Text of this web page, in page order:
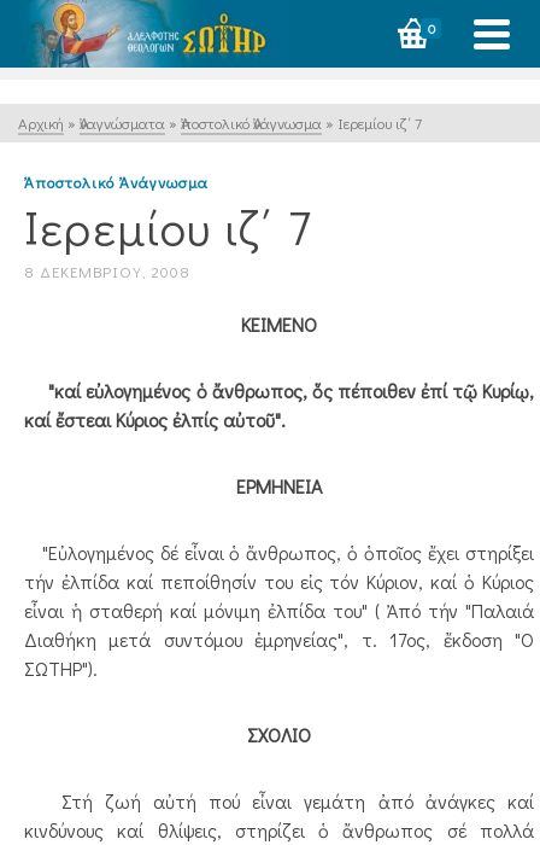
0
Αρχική » Ἀναγνώσματα » Ἀποστολικό Ἀνάγνωσμα » Ιερεμίου ιζ΄ 7
Ἀποστολικό Ἀνάγνωσμα
Ιερεμίου ιζ΄ 7
8 ΔΕΚΕΜΒΡΊΟΥ, 2008
ΚΕΙΜΕΝΟ
"καί εὐλογημένος ὁ ἄνθρωπος, ὅς πέποιθεν ἐπί τῷ Κυρίῳ,
καί ἔστεαι Κύριος ἐλπίς αὐτοῦ".
ΕΡΜΗΝΕΙΑ
"Εὐλογημένος δέ εἶναι ὁ ἄνθρωπος, ὁ ὁποῖος ἔχει στηρίξει
τήν ἐλπίδα καί πεποίθησίν του εἰς τόν Κύριον, καί ὁ Κύριος
εἶναι ἡ σταθερή καί μόνιμη ἐλπίδα του" ( Ἀπό τήν "Παλαιά
Διαθήκη μετά συντόμου ἑμρηνείας", τ. 17ος, ἔκδοση "Ο
ΣΩΤΗΡ").
ΣΧΟΛΙΟ
Στή ζωή αὐτή πού εἶναι γεμάτη ἀπό ἀνάγκες καί
κινδύνους καί θλίψεις, στηρίζει ὁ ἄνθρωπος σέ πολλά